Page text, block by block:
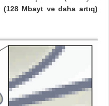
(128 Mbayt və daha artıq)